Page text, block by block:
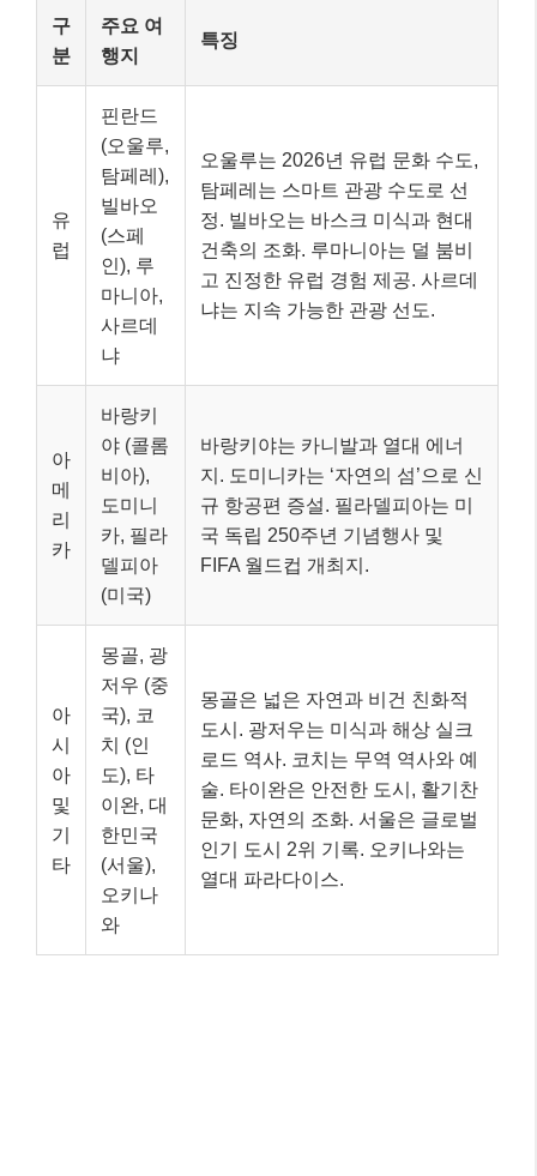
구
분
주요 여
행지
특징
유
럽
핀란드
(오울루,
탐페레),
빌바오
(스페
인), 루
마니아,
사르데
냐
오울루는 2026년 유럽 문화 수도,
탐페레는 스마트 관광 수도로 선
정. 빌바오는 바스크 미식과 현대
건축의 조화. 루마니아는 덜 붐비
고 진정한 유럽 경험 제공. 사르데
냐는 지속 가능한 관광 선도.
아
메
리
카
바랑키
야 (콜롬
비아),
도미니
카, 필라
델피아
(미국)
바랑키야는 카니발과 열대 에너
지. 도미니카는 ‘자연의 섬’으로 신
규 항공편 증설. 필라델피아는 미
국 독립 250주년 기념행사 및
FIFA 월드컵 개최지.
아
시
아
및
기
타
몽골, 광
저우 (중
국), 코
치 (인
도), 타
이완, 대
한민국
(서울),
오키나
와
몽골은 넓은 자연과 비건 친화적
도시. 광저우는 미식과 해상 실크
로드 역사. 코치는 무역 역사와 예
술. 타이완은 안전한 도시, 활기찬
문화, 자연의 조화. 서울은 글로벌
인기 도시 2위 기록. 오키나와는
열대 파라다이스.